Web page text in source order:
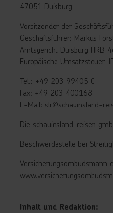
47051 Duisburg
Vorsitzender der
Geschäftsführer: Markus
Amtsgericht Duisburg HRB
Europäische Umsatzsteuer-
Tel.: +49 203 99405 0
Fax: +49 203 400168
E-Mail: slr@schauinsland-
Die schauinsland-reisen
Beschwerdestelle bei
Inhalt und Redaktion: